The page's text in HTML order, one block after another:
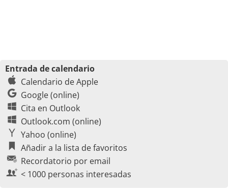
Entrada de calendario
Calendario de Apple
Google (online)
Cita en Outlook
Outlook.com (online)
Yahoo (online)
Añadir a la lista de favoritos
Recordatorio por email
< 1000 personas interesadas